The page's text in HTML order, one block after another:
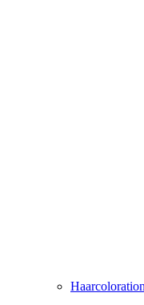
Haarcoloration